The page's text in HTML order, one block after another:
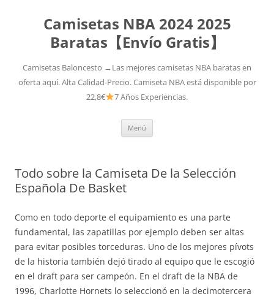
Camisetas NBA 2024 2025
Baratas【Envío Gratis】
Camisetas Baloncesto →Las mejores camisetas NBA baratas en
oferta aquí. Alta Calidad-Precio. Camiseta NBA está disponible por
22,8€
7 Años Experiencias.
Menú
Todo sobre la Camiseta De la Selección
Española De Basket
Como en todo deporte el equipamiento es una parte
fundamental, las zapatillas por ejemplo deben ser altas
para evitar posibles torceduras. Uno de los mejores pívots
de la historia también dejó tirado al equipo que le escogió
en el draft para ser campeón. En el draft de la NBA de
1996, Charlotte Hornets lo seleccionó en la decimotercera